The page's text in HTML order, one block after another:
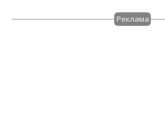
Реклама